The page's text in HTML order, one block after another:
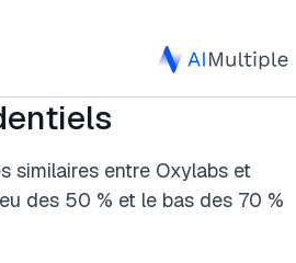
similaires entre Oxylabs et
des 50 % et le bas des 70 %